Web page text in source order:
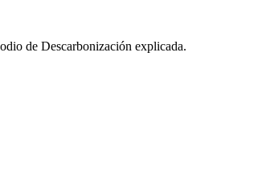
de Descarbonización explicada.